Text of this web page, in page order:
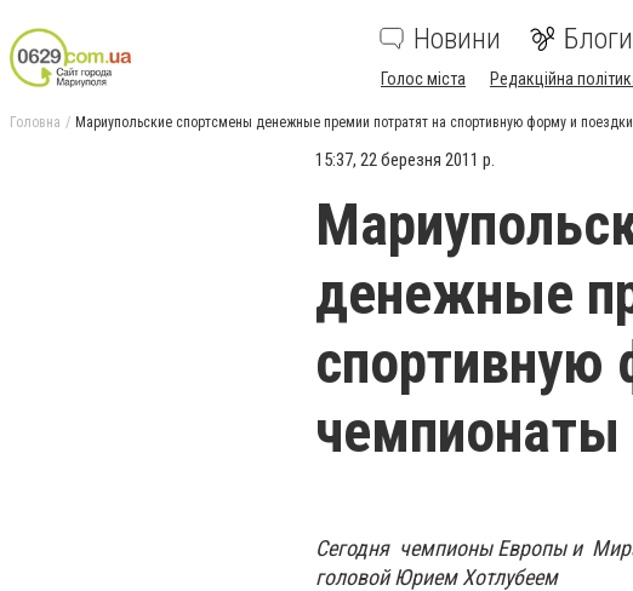
Новини Блоги
Голос міста Редакційна
Головна Мариупольские спортсмены денежные премии потратят на спортивную форму и
15:37, 22 березня 2011 р.
денежные
спортивную
Сегодня чемпионы Европы и
головой Юрием Хотлубеем